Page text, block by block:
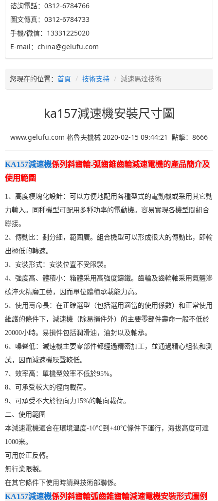
谘詢電話：0312-6784766
圖文傳真：0312-6784733
手機/微信：13331225020
E-mail：china@gelufu.com
您現在的位置： 首頁 技術支持 減速馬達技術
ka157減速機安裝尺寸圖
www.gelufu.com 格魯夫機械 2020-02-15 09:44:21 點擊： 8666
KA157減速機係列斜齒輪-弧齒錐齒輪減速電機的產品簡介及
使用範圍
1、高度模塊化設計：可以方便地配用各種型式的電動機或采用其它動
力輸入。同種機型可配用多種功率的電動機。容易實現各機型間組合
聯接。
2、傳動比：劃分細，範圍廣。組合機型可以形成很大的傳動比，即輸
出極低的轉速。
3、安裝形式：安裝位置不受限製。
4、強度高、體積小：箱體采用高強度鑄鐵。齒輪及齒輪軸采用氣體滲
碳淬火精磨工藝，因而單位體積承載能力高。
5、使用壽命長：在正確選型（包括選用適當的使用係數）和正常使用
維護的條件下，減速機（除易損件外）的主要零部件壽命一般不低於
20000小時。易損件包括潤滑油，油封以及軸承。
6、噪聲低：減速機主要零部件都經過精密加工，並通過精心組裝和測
試，因而減速機噪聲較低。
7、效率高：單機型效率不低於95%。
8、可承受較大的徑向載荷。
9、可承受不大於徑向力15%的軸向載荷。
二、使用範圍
本減速電機適合在環境溫度-10℃到+40℃條件下運行，海拔高度可達
1000米。
可用於正反轉。
無行業限製。
在其它條件下使用時請與技術部聯係。
KA157減速機係列斜齒輪弧齒錐齒輪減速電機安裝形式圖例